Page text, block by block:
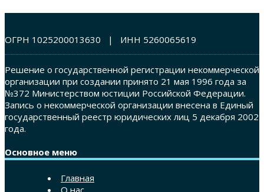
ОГРН 1025200013630 | ИНН 5260065619
Решение о государственной регистрации некоммерческой
организации при создании принято 21 мая 1996 года за
№372 Министерством юстиции Российской Федерации.
Запись о некоммерческой организации внесена в Единый
государственный реестр юридических лиц 5 декабря 2002
года.
Основное меню
Главная
О нас